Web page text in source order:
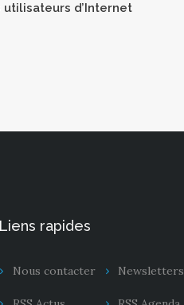
d’Internet
Liens rapides
Nous contacter Newsletters